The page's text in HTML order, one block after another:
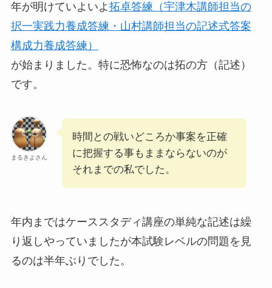
年が明けていよいよ 拓卓答練（宇津木講師担当の
択一実践力養成答練・山村講師担当の記述式答案
構成力養成答練）
が始まりました。特に恐怖なのは拓の方（記述）
です。
まるきよさん
時間との戦いどころか事案を正確
に把握する事もままならないのが
それまでの私でした。
年内まではケーススタディ講座の単純な記述は繰
り返しやっていましたが本試験レベルの問題を見
るのは半年ぶりでした。